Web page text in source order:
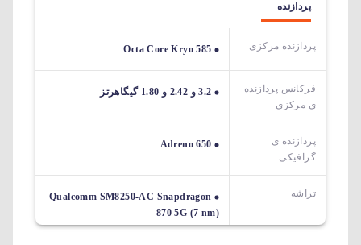
پردازنده
پردازنده مرکزی Octa Core Kryo 585
فرکانس پردازنده
ی مرکزی
3.2 و 2.42 و 1.80 گیگاهرتز
پردازنده ی
گرافیکی
Adreno 650
تراشه
Qualcomm SM8250-AC Snapdragon
870 5G (7 nm)